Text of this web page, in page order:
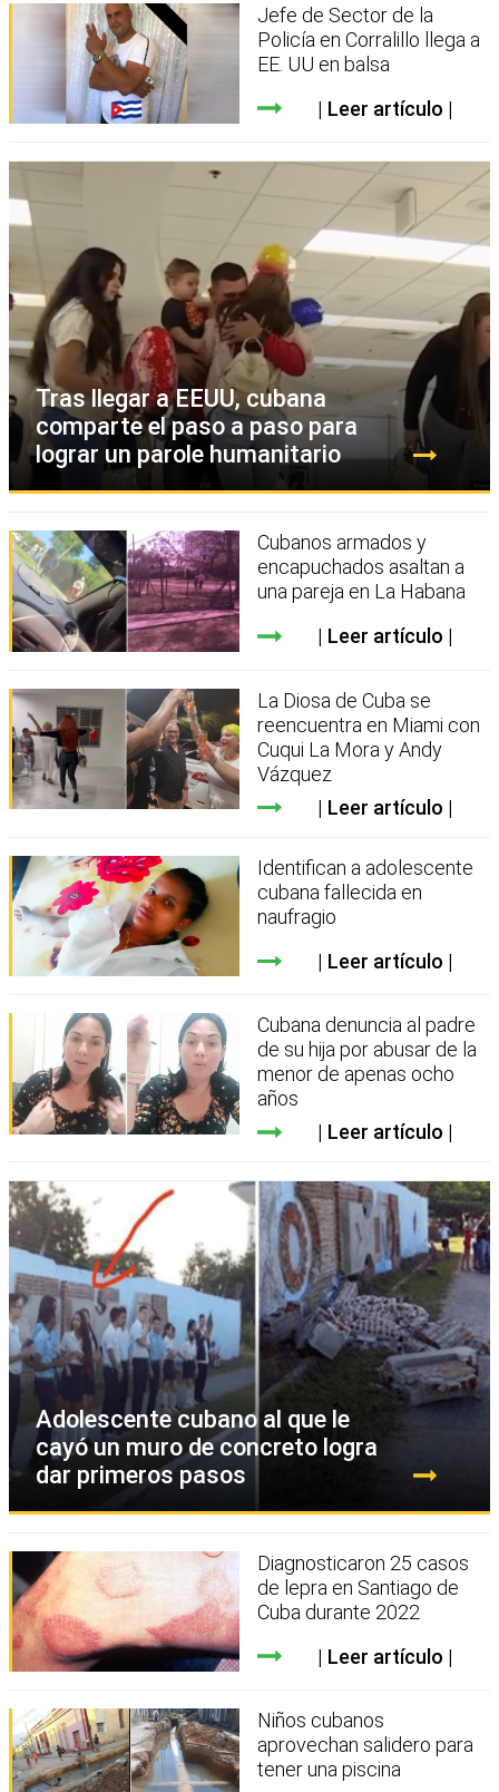
Jefe de Sector de la
Policía en Corralillo llega a
EE. UU en balsa
Leer artículo
Tras llegar a EEUU, cubana
comparte el paso a paso para
lograr un parole humanitario
Cubanos armados y
encapuchados asaltan a
una pareja en La Habana
Leer artículo
La Diosa de Cuba se
reencuentra en Miami con
Cuqui La Mora y Andy
Vázquez
Leer artículo
Identifican a adolescente
cubana fallecida en
naufragio
Leer artículo
Cubana denuncia al padre
de su hija por abusar de la
menor de apenas ocho
años
Leer artículo
Adolescente cubano al que le
cayó un muro de concreto logra
dar primeros pasos
Diagnosticaron 25 casos
de lepra en Santiago de
Cuba durante 2022
Leer artículo
Niños cubanos
aprovechan salidero para
tener una piscina